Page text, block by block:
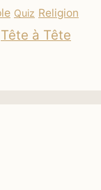
Quiz Religion
Tête à Tête